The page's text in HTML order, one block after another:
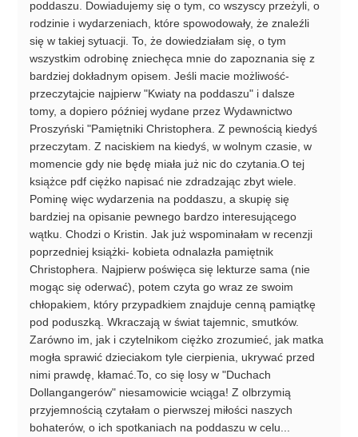
poddaszu. Dowiadujemy się o tym, co wszyscy przeżyli, o
rodzinie i wydarzeniach, które spowodowały, że znaleźli
się w takiej sytuacji. To, że dowiedziałam się, o tym
wszystkim odrobinę zniechęca mnie do zapoznania się z
bardziej dokładnym opisem. Jeśli macie możliwość-
przeczytajcie najpierw "Kwiaty na poddaszu" i dalsze
tomy, a dopiero później wydane przez Wydawnictwo
Proszyński "Pamiętniki Christophera. Z pewnością kiedyś
przeczytam. Z naciskiem na kiedyś, w wolnym czasie, w
momencie gdy nie będę miała już nic do czytania.O tej
książce pdf ciężko napisać nie zdradzając zbyt wiele.
Pominę więc wydarzenia na poddaszu, a skupię się
bardziej na opisanie pewnego bardzo interesującego
wątku. Chodzi o Kristin. Jak już wspominałam w recenzji
poprzedniej książki- kobieta odnalazła pamiętnik
Christophera. Najpierw poświęca się lekturze sama (nie
mogąc się oderwać), potem czyta go wraz ze swoim
chłopakiem, który przypadkiem znajduje cenną pamiątkę
pod poduszką. Wkraczają w świat tajemnic, smutków.
Zarówno im, jak i czytelnikom ciężko zrozumieć, jak matka
mogła sprawić dzieciakom tyle cierpienia, ukrywać przed
nimi prawdę, kłamać.To, co się losy w "Duchach
Dollangangerów" niesamowicie wciąga! Z olbrzymią
przyjemnością czytałam o pierwszej miłości naszych
bohaterów, o ich spotkaniach na poddaszu w celu...